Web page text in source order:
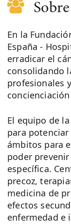
En la
España -
erradicar el
consolidando
profesionales
El equipo de
para
ámbitos para
poder
específica.
precoz,
medicina de
efectos
enfermedad e